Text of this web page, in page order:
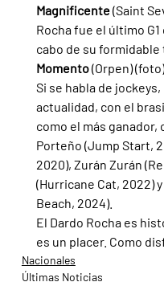
Magnificente (Saint
Rocha fue el último G1
cabo de su
Momento (Orpen)
Si se habla de
actualidad, con el
como el más
Porteño (Jump Start,
2020), Zurán Zurán
(Hurricane Cat, 2022)
Beach, 2024).
El Dardo Rocha es
es un placer. Como
Nacionales
Últimas Noticias